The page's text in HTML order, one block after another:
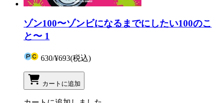
ゾン100〜ゾンビになるまでにしたい100のこ
と〜 1
630/¥693(税込)
カートに追加